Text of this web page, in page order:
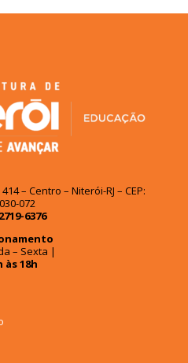
– Centro – Niterói-RJ – CEP:
072
6376
– Sexta |
às 18h